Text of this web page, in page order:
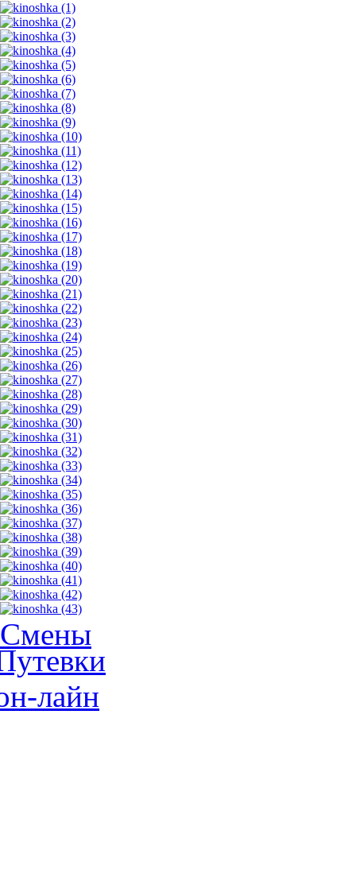
Смены
лайн